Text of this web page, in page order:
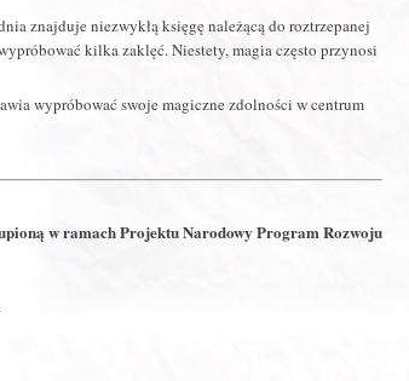
znajduje niezwykłą księgę należącą do roztrzepanej
kilka zaklęć. Niestety, magia często przynosi
wypróbować swoje magiczne zdolności w centrum
w ramach Projektu Narodowy Program Rozwoju